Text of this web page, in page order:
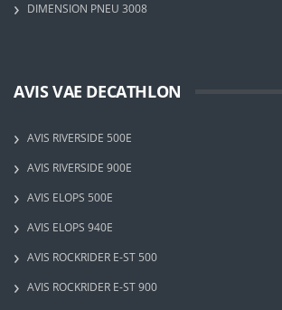
DIMENSION PNEU 3008
AVIS VAE DECATHLON
AVIS RIVERSIDE 500E
AVIS RIVERSIDE 900E
AVIS ELOPS 500E
AVIS ELOPS 940E
AVIS ROCKRIDER E-ST 500
AVIS ROCKRIDER E-ST 900